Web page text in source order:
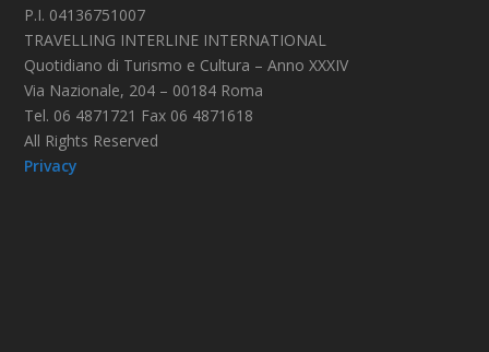
P.I. 04136751007
TRAVELLING INTERLINE INTERNATIONAL
Quotidiano di Turismo e Cultura – Anno XXXIV
Via Nazionale, 204 – 00184 Roma
Tel. 06 4871721 Fax 06 4871618
All Rights Reserved
Privacy